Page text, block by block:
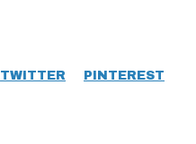
TWITTER PINTEREST